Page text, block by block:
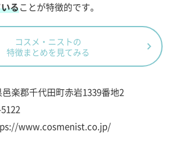
ることが特徴的です。
コスメ・ニストの
特徴まとめを見てみる
楽郡千代田町赤岩1339番地2
www.cosmenist.co.jp/